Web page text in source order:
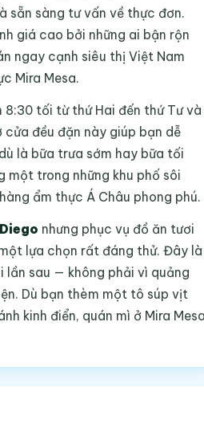
sẵn sàng tư vấn về thực đơn.
giá cao bởi những ai bận rộn
ngay cạnh siêu thị Việt Nam
Mira Mesa.
tối từ thứ Hai đến thứ Tư và
đều đặn này giúp bạn dễ
là bữa trưa sớm hay bữa tối
một trong những khu phố sôi
ẩm thực Á Châu phong phú.
nhưng phục vụ đồ ăn tươi
lựa chọn rất đáng thử. Đây là
lần sau — không phải vì quảng
Dù bạn thèm một tô súp vịt
kinh điển, quán mì ở Mira